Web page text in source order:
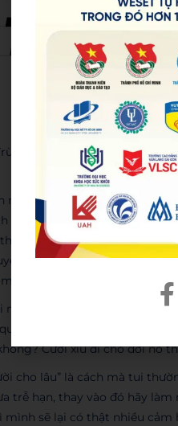
những bạn trẻ phát triển
mọi người biết tới mình với
và độc đáo thì tui nhận
lạ lẫm lắm, vì tự nhiên từ
chia sẻ rằng mọi người vì
cảm thấy vui vẻ mà tui
và… buồn cười hơn và tui
nghiêm túc, nếu không có
Cười xíu đi cho đời nó
cho lâu” là cách mà tui
trễ hạn, thay vào đó hãy
sẽ lại có thật nhiều